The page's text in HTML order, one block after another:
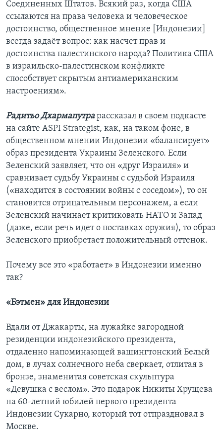
Соединенных Штатов. Всякий раз, когда США
ссылаются на права человека и человеческое
достоинство, общественное мнение [Индонезии]
всегда задаёт вопрос: как насчет прав и
достоинства палестинского народа? Политика США
в израильско-палестинском конфликте
способствует скрытым антиамериканским
настроениям».
Радитьо Дхармапутрарассказал в своем подкасте
на сайте ASPI Strategist, как, на таком фоне, в
общественном мнении Индонезии «балансирует»
образ президента Украины Зеленского. Если
Зеленский заявляет, что он «друг Израиля» и
сравнивает судьбу Украины с судьбой Израиля
(«находится в состоянии войны с соседом»), то он
становится отрицательным персонажем, а если
Зеленский начинает критиковать НАТО и Запад
(даже, если речь идет о поставках оружия), то образ
Зеленского приобретает положительный оттенок.
Почему все это «работает» в Индонезии именно
так?
«Бэтмен» для Индонезии
Вдали от Джакарты, на лужайке загородной
резиденции индонезийского президента,
отдаленно напоминающей вашингтонский Белый
дом, в лучах солнечного неба сверкает, отлитая в
бронзе, знаменитая советская скульптура
«Девушка с веслом». Это подарок Никиты Хрущева
на 60-летний юбилей первого президента
Индонезии Сукарно, который тот отпраздновал в
Москве.